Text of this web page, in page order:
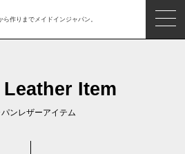
ら作りまでメイドインジャパン。
Leather Item
パンレザーアイテム